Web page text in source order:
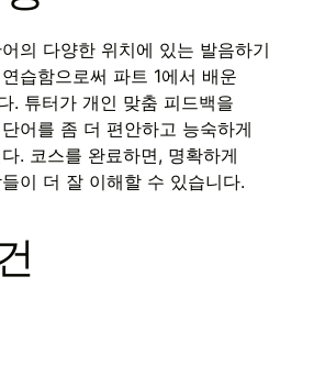
의 다양한 위치에 있는 발음하기
습함으로써 파트 1에서 배운
. 튜터가 개인 맞춤 피드백을
어를 좀 더 편안하고 능숙하게
. 코스를 완료하면, 명확하게
이 더 잘 이해할 수 있습니다.